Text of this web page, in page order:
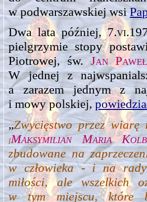
w podwarszawskiej wsi
Dwa lata później,
pielgrzymie stopy
Piotrowej, św.Jan
W jednej z
a zarazem jednym z
i mowy polskiej,
„Zwycięstwo przez wiarę
[Maksymilian Maria
zbudowane na
w człowieka ‑ i na
miłości, ale wszelkich
w tym miejscu, które